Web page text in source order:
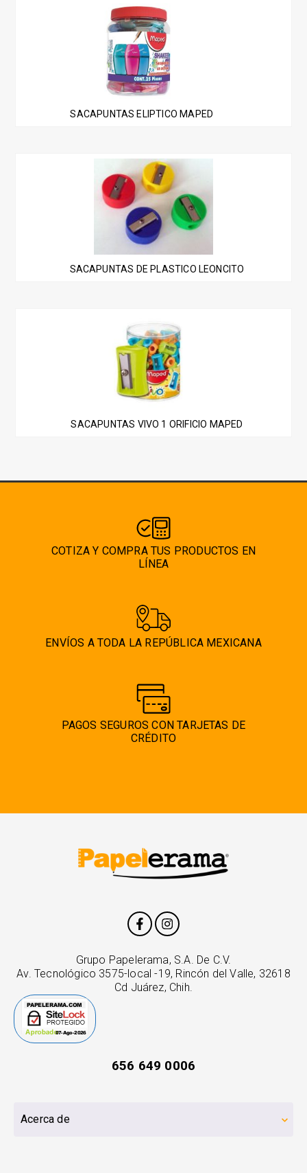
SACAPUNTAS ELIPTICO MAPED
SACAPUNTAS DE PLASTICO LEONCITO
SACAPUNTAS VIVO 1 ORIFICIO MAPED
COTIZA Y COMPRA TUS PRODUCTOS EN
LÍNEA
ENVÍOS A TODA LA REPÚBLICA MEXICANA
PAGOS SEGUROS CON TARJETAS DE
CRÉDITO
Grupo Papelerama, S.A. De C.V.
Av. Tecnológico 3575-local -19, Rincón del Valle, 32618
Cd Juárez, Chih.
656 649 0006
Acerca de